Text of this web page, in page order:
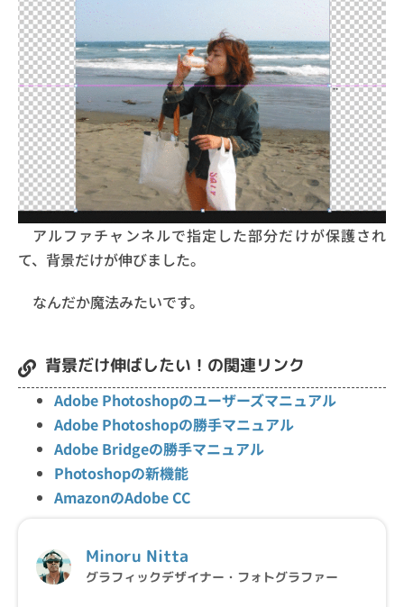
アルファチャンネルで指定した部分だけが保護され
て、背景だけが伸びました。
なんだか魔法みたいです。
背景だけ伸ばしたい！の関連リンク
Adobe Photoshopのユーザーズマニュアル
Adobe Photoshopの勝手マニュアル
Adobe Bridgeの勝手マニュアル
Photoshopの新機能
AmazonのAdobe CC
Minoru Nitta
グラフィックデザイナー・フォトグラファー